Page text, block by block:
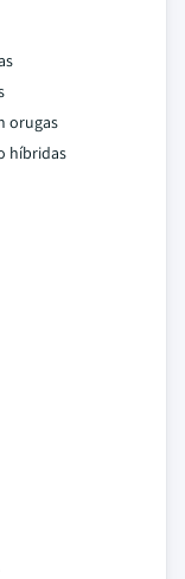
orugas
híbridas